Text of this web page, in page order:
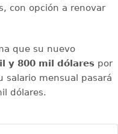
con opción a renovar
que su nuevo
y 800 mil dólarespor
salario mensual pasará
dólares.